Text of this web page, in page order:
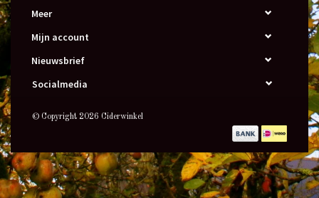
Meer
Mijn account
Nieuwsbrief
Socialmedia
© Copyright 2026 Ciderwinkel